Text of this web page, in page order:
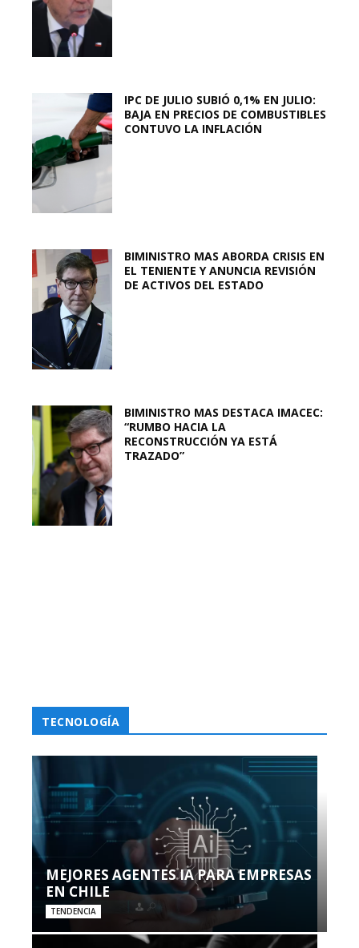
IPC DE JULIO SUBIÓ 0,1% EN JULIO:
BAJA EN PRECIOS DE COMBUSTIBLES
CONTUVO LA INFLACIÓN
BIMINISTRO MAS ABORDA CRISIS EN
EL TENIENTE Y ANUNCIA REVISIÓN
DE ACTIVOS DEL ESTADO
BIMINISTRO MAS DESTACA IMACEC:
“RUMBO HACIA LA
RECONSTRUCCIÓN YA ESTÁ
TRAZADO”
TECNOLOGÍA
MEJORES AGENTES IA PARA EMPRESAS
EN CHILE
TENDENCIA